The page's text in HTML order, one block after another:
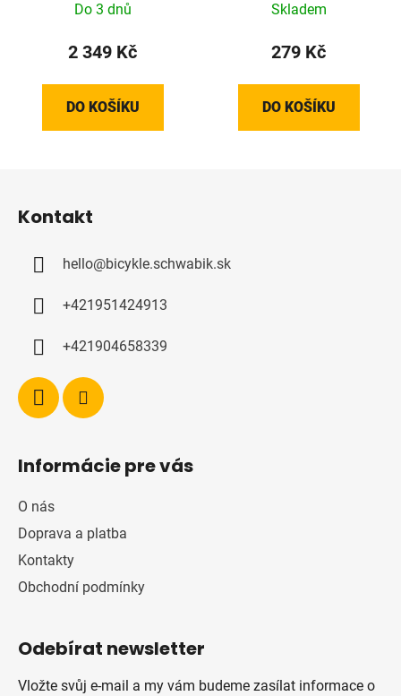
Do 3 dnů
2 349 Kč
DO KOŠÍKU
Skladem
279 Kč
DO KOŠÍKU
Kontakt
hello@bicykle.schwabik.sk
+421951424913
+421904658339
Informácie pre vás
O nás
Doprava a platba
Kontakty
Obchodní podmínky
Odebírat newsletter
Vložte svůj e-mail a my vám budeme zasílat informace o